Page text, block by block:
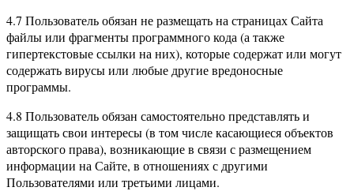
4.7 Пользователь обязан не размещать на страницах Сайта
файлы или фрагменты программного кода (а также
гипертекстовые ссылки на них), которые содержат или могут
содержать вирусы или любые другие вредоносные
программы.
4.8 Пользователь обязан самостоятельно представлять и
защищать свои интересы (в том числе касающиеся объектов
авторского права), возникающие в связи с размещением
информации на Сайте, в отношениях с другими
Пользователями или третьими лицами.